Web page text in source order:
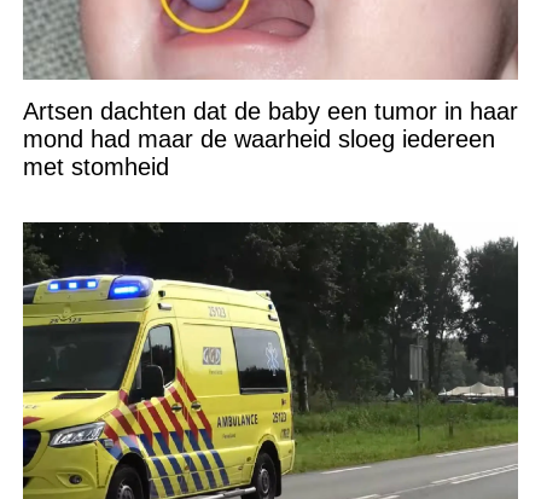
Artsen dachten dat de baby een tumor in haar
mond had maar de waarheid sloeg iedereen
met stomheid